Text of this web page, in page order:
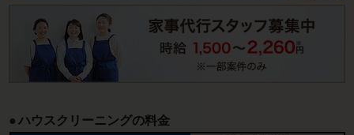
ハウスクリーニングの料金